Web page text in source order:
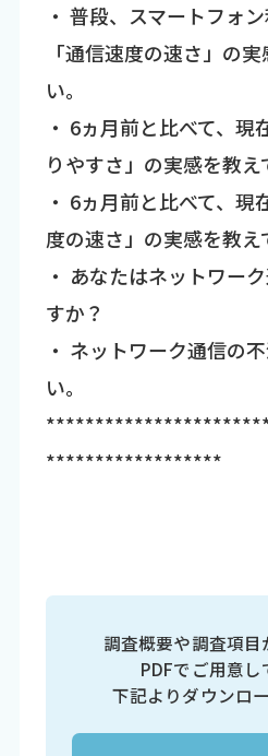
・ 普段、スマートフォ
「通信速度の速さ」の
い。
・ 6ヵ月前と比べて、現
りやすさ」の実感を教え
・ 6ヵ月前と比べて、現
度の速さ」の実感を教え
・ あなたはネットワー
すか？
・ ネットワーク通信の
い。
******************
調査概要や調査項目
PDFでご用意し
下記よりダウンロ